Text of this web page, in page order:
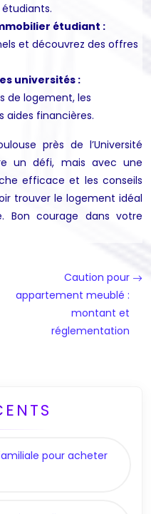
étudiant :
et découvrez des offres
universités :
de logement, les
aides financières.
près de l’Université
un défi, mais avec une
efficace et les conseils
trouver le logement idéal
Bon courage dans votre
Caution pour
appartement meublé :
montant et
réglementation
pour acheter